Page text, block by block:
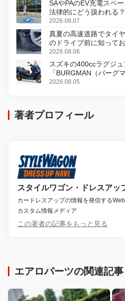
SAやPAのEV充電スペ
法律的にどう扱われる？
2026.08.07
真夏の高速道路でタイ
のドライブ前に知って
2026.08.06
スズキの400ccラグジ
「BURGMAN（バーグ
変更し、8月18日に発売
2026.08.05
著者プロフィール
スタイルワゴン・ドレスアッ
カードレスアップの情報を発信する
カスタム情報メディア
この著者の記事をもっと見る
エアロパーツの関連記事